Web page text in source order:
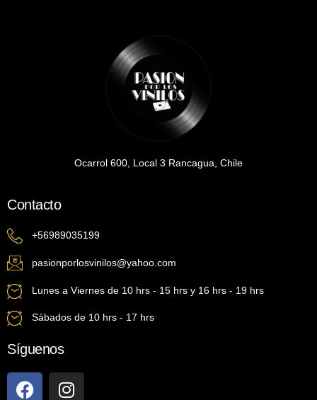
Ocarrol 600, Local 3 Rancagua, Chile
Contacto
+56989035199
pasionporlosvinilos@yahoo.com
Lunes a Viernes de 10 hrs - 15 hrs y 16 hrs - 19 hrs
Sábados de 10 hrs - 17 hrs
Síguenos